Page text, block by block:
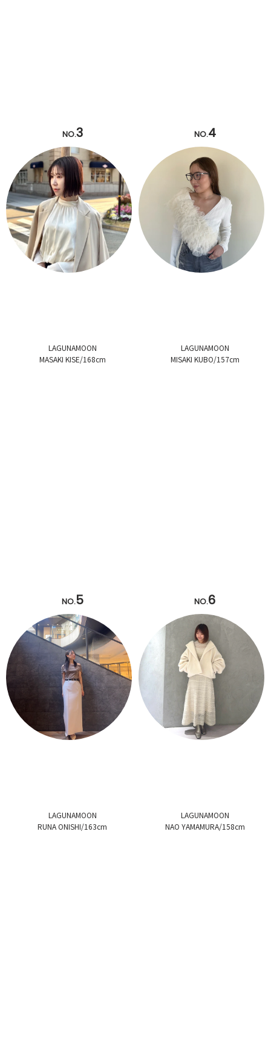
NO.3
LAGUNAMOON
MASAKI KISE/168cm
NO.4
LAGUNAMOON
MISAKI KUBO/157cm
NO.5
LAGUNAMOON
RUNA ONISHI/163cm
NO.6
LAGUNAMOON
NAO YAMAMURA/158cm